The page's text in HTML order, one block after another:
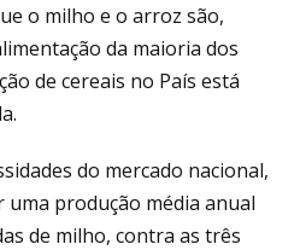
o milho e o arroz são,
da maioria dos
de cereais no País está
do mercado nacional,
produção média anual
de milho, contra as três